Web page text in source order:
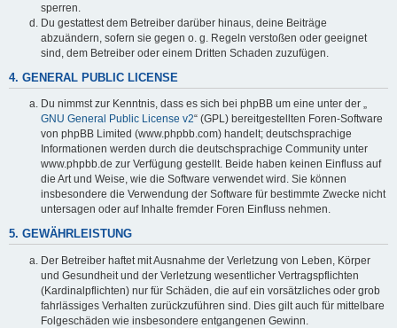
sperren.
Du gestattest dem Betreiber darüber hinaus, deine Beiträge
abzuändern, sofern sie gegen o. g. Regeln verstoßen oder geeignet
sind, dem Betreiber oder einem Dritten Schaden zuzufügen.
4. GENERAL PUBLIC LICENSE
Du nimmst zur Kenntnis, dass es sich bei phpBB um eine unter der „
GNU General Public License v2“ (GPL) bereitgestellten Foren-Software
von phpBB Limited (www.phpbb.com) handelt; deutschsprachige
Informationen werden durch die deutschsprachige Community unter
www.phpbb.de zur Verfügung gestellt. Beide haben keinen Einfluss auf
die Art und Weise, wie die Software verwendet wird. Sie können
insbesondere die Verwendung der Software für bestimmte Zwecke nicht
untersagen oder auf Inhalte fremder Foren Einfluss nehmen.
5. GEWÄHRLEISTUNG
Der Betreiber haftet mit Ausnahme der Verletzung von Leben, Körper
und Gesundheit und der Verletzung wesentlicher Vertragspflichten
(Kardinalpflichten) nur für Schäden, die auf ein vorsätzliches oder grob
fahrlässiges Verhalten zurückzuführen sind. Dies gilt auch für mittelbare
Folgeschäden wie insbesondere entgangenen Gewinn.